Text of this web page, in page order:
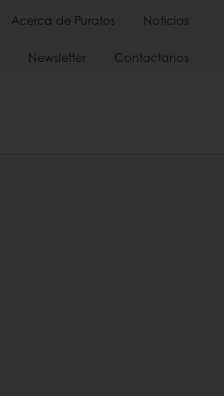
Acerca de Puratos Noticias
Newsletter Contactanos